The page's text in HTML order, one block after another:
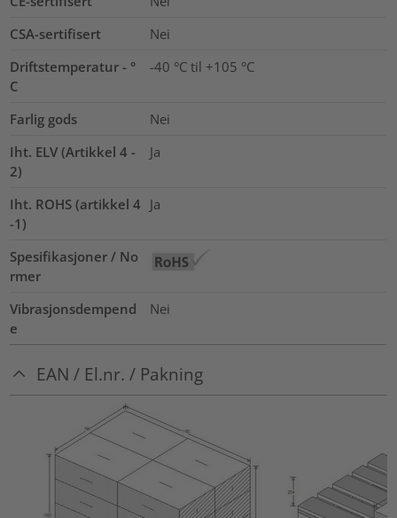
CSA-sertifisert
Nei
Driftstemperatur - °
C
-40 °C til +105 °C
Farlig gods
Nei
Iht. ELV (Artikkel 4 -
2)
Ja
Iht. ROHS (artikkel 4
-1)
Ja
Spesifikasjoner / No
rmer
Vibrasjonsdempend
e
Nei
EAN / El.nr. / Pakning